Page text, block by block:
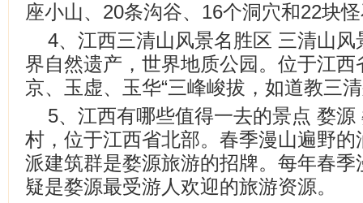
座小山、20条沟谷、16个洞穴和22块
4、江西三清山风景名胜区 三清山
界自然遗产，世界地质公园。位于江
京、玉虚、玉华“三峰峻拔，如道教三
5、江西有哪些值得一去的景点 婺
村，位于江西省北部。春季漫山遍野
派建筑群是婺源旅游的招牌。每年春
疑是婺源最受游人欢迎的旅游资源。